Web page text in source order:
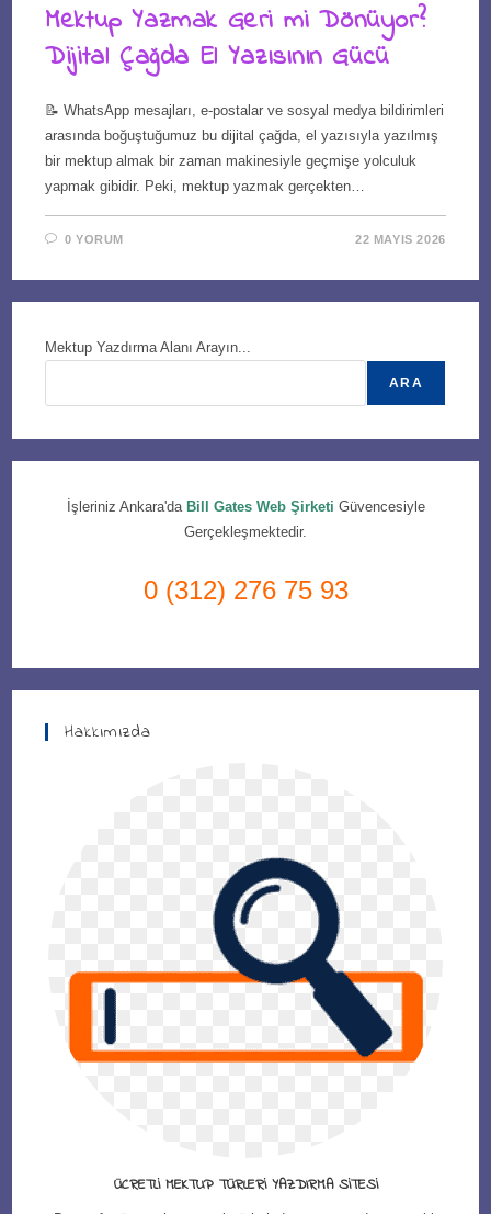
Mektup Yazmak Geri mi Dönüyor?
Dijital Çağda El Yazısının Gücü
📝 WhatsApp mesajları, e-postalar ve sosyal medya bildirimleri
arasında boğuştuğumuz bu dijital çağda, el yazısıyla yazılmış
bir mektup almak bir zaman makinesiyle geçmişe yolculuk
yapmak gibidir. Peki, mektup yazmak gerçekten…
0 YORUM 22 MAYIS 2026
Mektup Yazdırma Alanı Arayın...
ARA
İşleriniz Ankara'da Bill Gates Web Şirketi Güvencesiyle
Gerçekleşmektedir.
0 (312) 276 75 93
Hakkımızda
ÜCRETLI MEKTUP TÜRLERI YAZDIRMA SITESI